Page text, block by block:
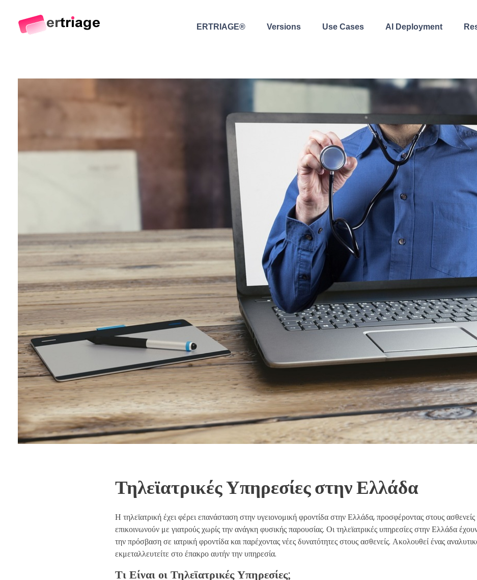
ERTRIAGE® Versions Use Cases AI Deployment
Τηλεϊατρικές Υπηρεσίες στην Ελλάδα
Η τηλεϊατρική έχει φέρει επανάσταση στην υγειονομική φροντίδα στην Ελλάδα, προσφέροντας στους
επικοινωνούν με γιατρούς χωρίς την ανάγκη φυσικής παρουσίας. Οι τηλεϊατρικές υπηρεσίες στην Ελλάδα
την πρόσβαση σε ιατρική φροντίδα και παρέχοντας νέες δυνατότητες στους ασθενείς. Ακολουθεί ένας
εκμεταλλευτείτε στο έπακρο αυτήν την υπηρεσία.
Τι Είναι οι Τηλεϊατρικές Υπηρεσίες;